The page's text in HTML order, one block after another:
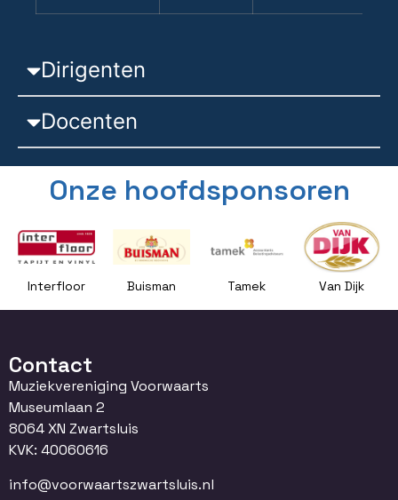
Dirigenten
Docenten
Onze hoofdsponsoren
Interfloor Buisman Tamek Van Dijk
Contact
Muziekvereniging Voorwaarts
Museumlaan 2
8064 XN Zwartsluis
KVK: 40060616
info@voorwaartszwartsluis.nl